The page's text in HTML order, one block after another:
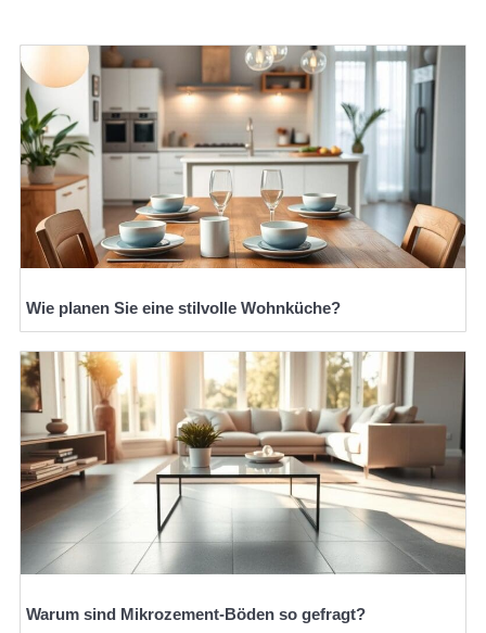
Wie planen Sie eine stilvolle Wohnküche?
Warum sind Mikrozement-Böden so gefragt?